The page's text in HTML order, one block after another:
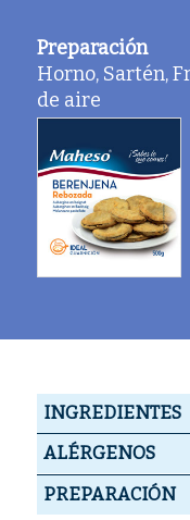
Preparación
Horno, Sartén,
de aire
INGREDIENTES
ALÉRGENOS
PREPARACIÓN